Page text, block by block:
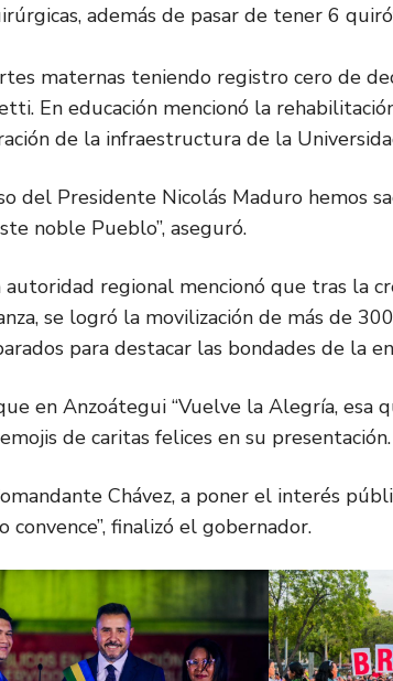
además de pasar de tener 6
maternas teniendo registro cero de
En educación mencionó la
de la infraestructura de la
del Presidente Nicolás Maduro hemos
noble Pueblo”, aseguró.
regional mencionó que tras la
se logró la movilización de más de
para destacar las bondades de la
en Anzoátegui “Vuelve la Alegría, esa
de caritas felices en su presentación.
Chávez, a poner el interés
finalizó el gobernador.